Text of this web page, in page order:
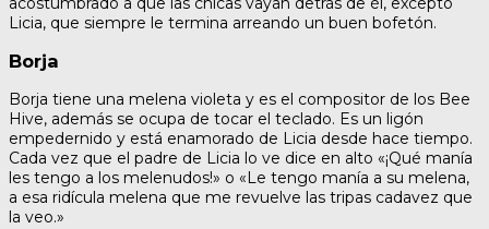
Licia, que siempre le termina arreando un buen bofetón.
Borja
Borja tiene una melena violeta y es el compositor de los Bee
Hive, además se ocupa de tocar el teclado. Es un ligón
empedernido y está enamorado de Licia desde hace tiempo.
Cada vez que el padre de Licia lo ve dice en alto «¡Qué manía
les tengo a los melenudos!» o «Le tengo manía a su melena,
a esa ridícula melena que me revuelve las tripas cadavez que
la veo.»